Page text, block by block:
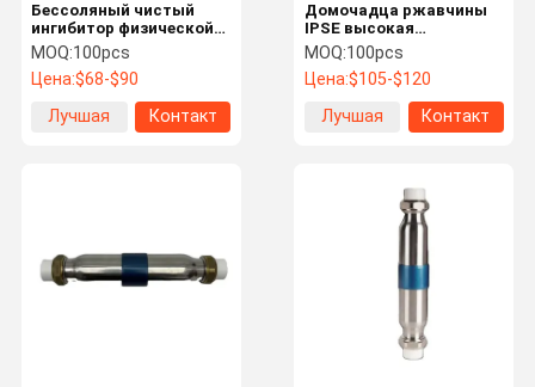
Домочадца ржавчины
IPSE высокая
эффективность
умягчителя воды анти-
центральная
MOQ:100pcs
Цена:$105-$120
Лучшая
Контакт
Бессоляный чистый
ингибитор физической
шкалы Центральный
смягчитель воды
Материал SAAS
эффективность
MOQ:100pcs
Цена:$68-$90
Лучшая
Контакт